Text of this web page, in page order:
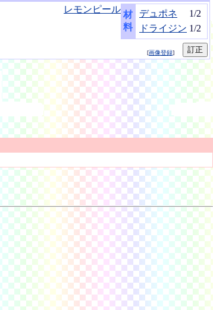
材
料
デュポネ
1/2
ドライジン 1/2
レモンピール
[画像登録]